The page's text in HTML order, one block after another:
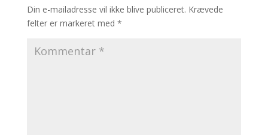
Din e-mailadresse vil ikke blive publiceret. Krævede
felter er markeret med *